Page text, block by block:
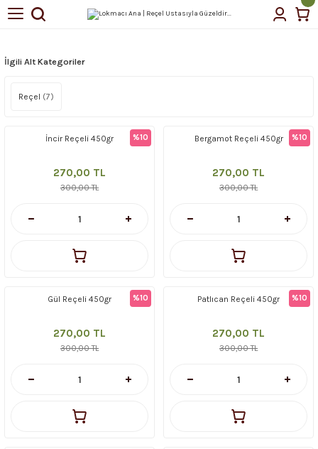
Geri Dön
Geri Dön
Yağı
İlgili Alt Kategoriler
Reçel (7)
%10
İncir Reçeli 450gr
270,00 TL
300,00 TL
%10
Bergamot Reçeli 450gr
270,00 TL
300,00 TL
%10
Gül Reçeli 450gr
270,00 TL
300,00 TL
%10
Patlıcan Reçeli 450gr
270,00 TL
300,00 TL